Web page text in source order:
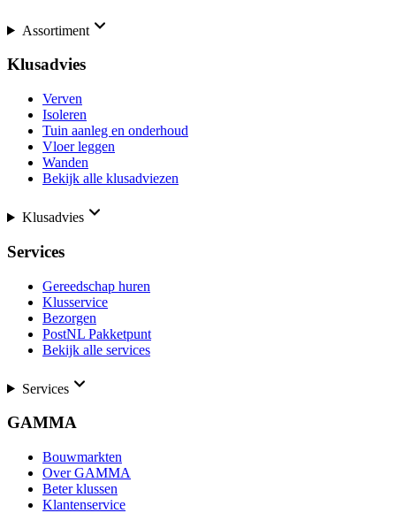
Assortiment
Klusadvies
Verven
Isoleren
Tuin aanleg en onderhoud
Vloer leggen
Wanden
Bekijk alle klusadviezen
Klusadvies
Services
Gereedschap huren
Klusservice
Bezorgen
PostNL Pakketpunt
Bekijk alle services
Services
GAMMA
Bouwmarkten
Over GAMMA
Beter klussen
Klantenservice